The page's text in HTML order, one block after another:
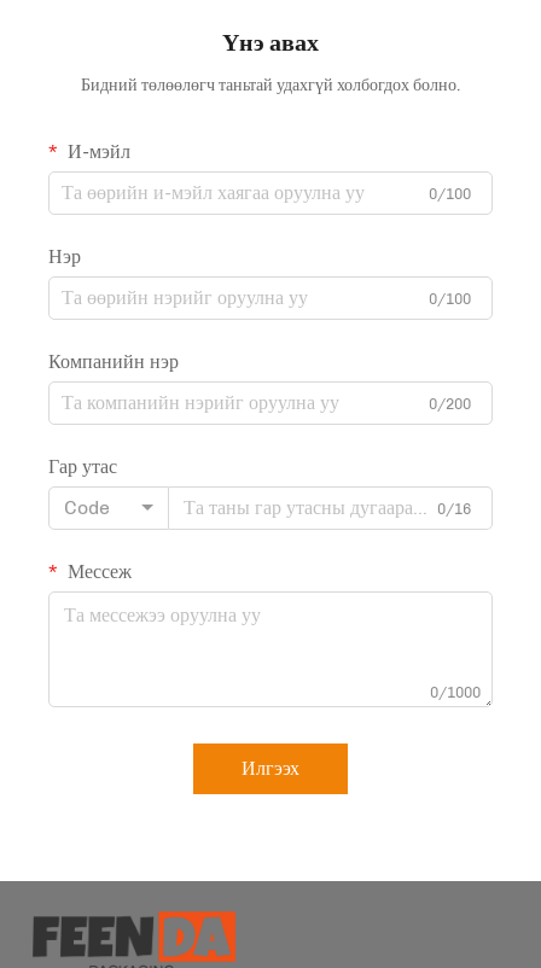
Үнэ авах
Бидний төлөөлөгч таньтай удахгүй холбогдох болно.
И-мэйл
0/100
Нэр
0/100
Компанийн нэр
0/200
Гар утас
Code
0/16
Мессеж
0/1000
Илгээх